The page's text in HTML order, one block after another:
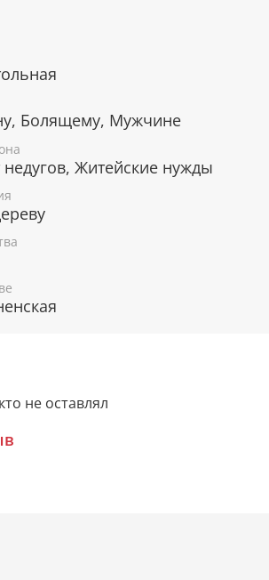
Московский
от зла мужчин, носящих
и душевных недугов.
правильного решения.
спокойствия.
образу прикладывается
в котором подробно
Болящему, Мужчине
Житейские нужды
не оставлял